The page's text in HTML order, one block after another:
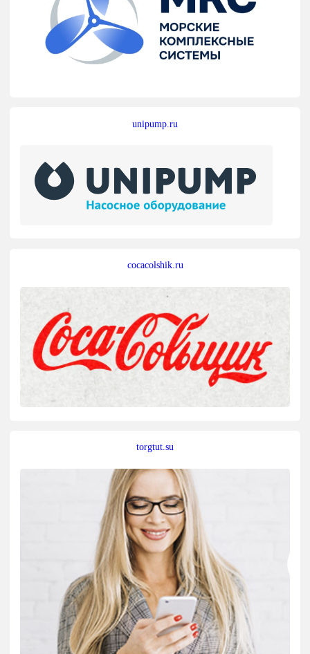
unipump.ru
cocacolshik.ru
torgtut.su